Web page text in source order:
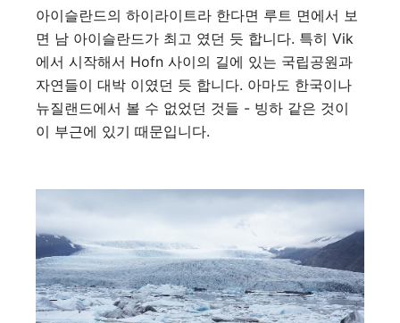
아이슬란드의 하이라이트라 한다면 루트 면에서 보
면 남 아이슬란드가 최고 였던 듯 합니다. 특히 Vik
에서 시작해서 Hofn 사이의 길에 있는 국립공원과
자연들이 대박 이였던 듯 합니다. 아마도 한국이나
뉴질랜드에서 볼 수 없었던 것들 - 빙하 같은 것이
이 부근에 있기 때문입니다.